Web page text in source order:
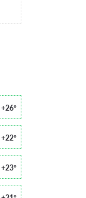
+26°
+22°
+23°